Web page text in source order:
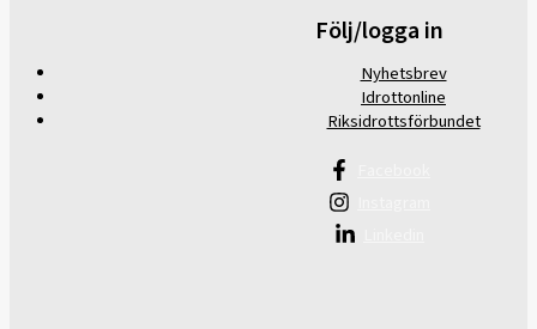
Följ/logga in
Nyhetsbrev
Idrottonline
Riksidrottsförbundet